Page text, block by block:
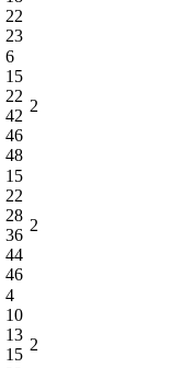
22
23
6
15
22
42
46
48
2
15
22
28
36
44
46
2
4
10
13
15
2